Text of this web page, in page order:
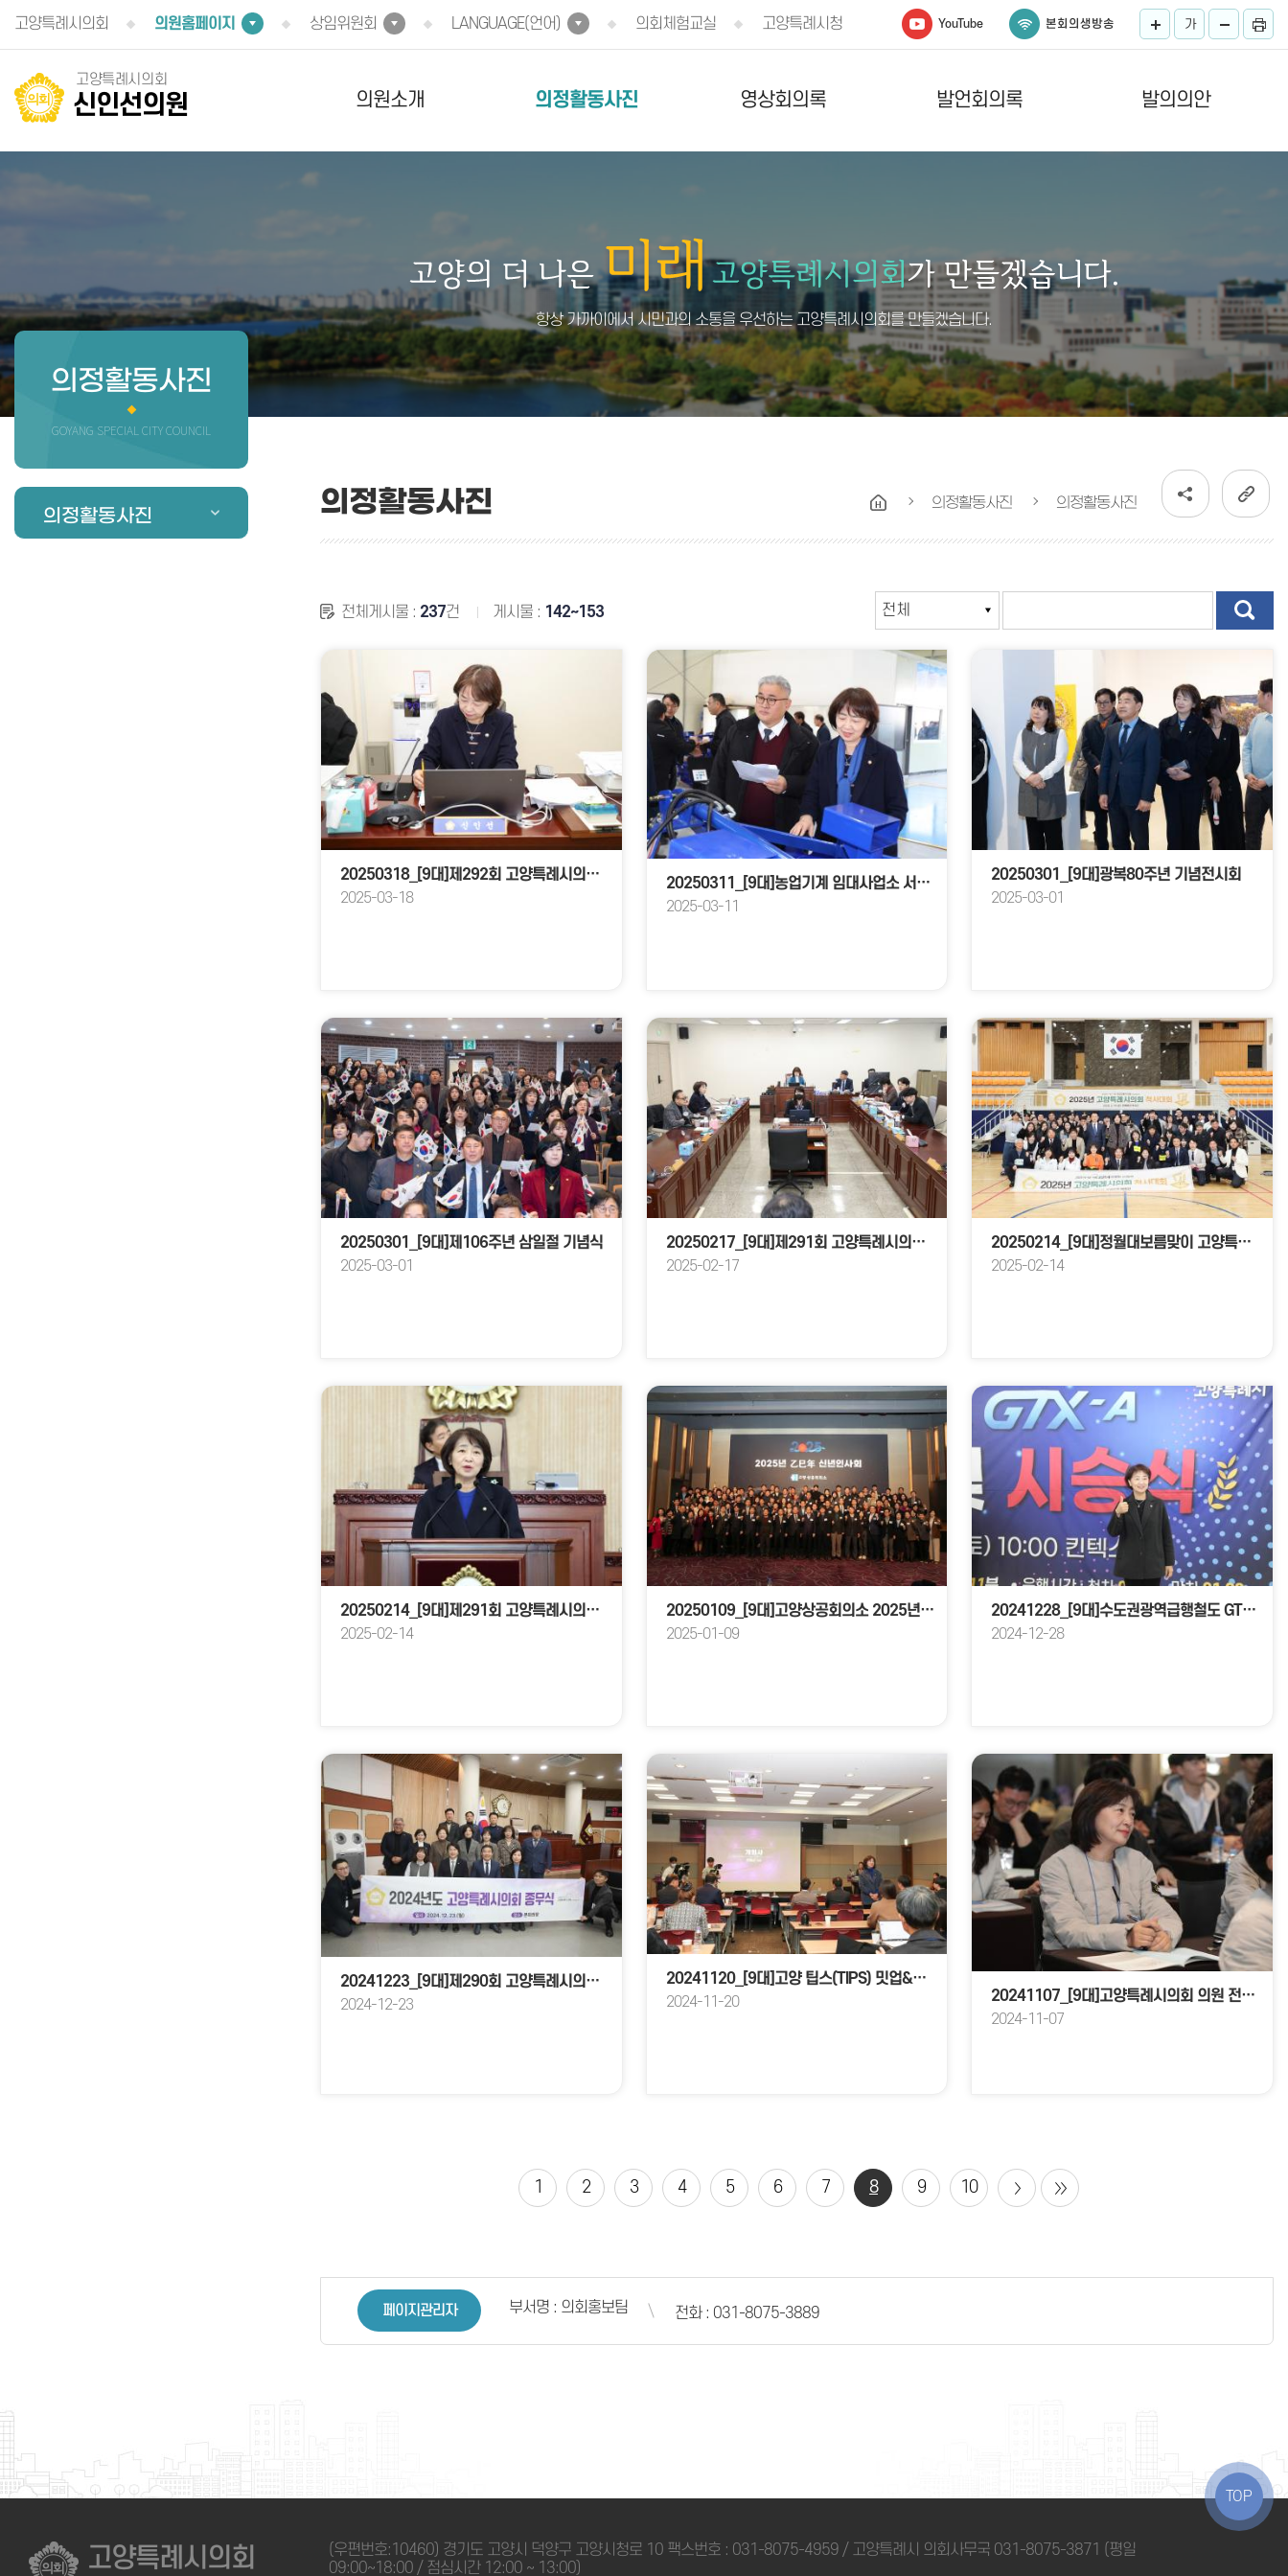
고양특례시의회
의원홈페이지 상임위원회 LANGUAGE(언어) 의회체험교실 고양특례시청 YouTube 본회의생방송 가
고양특례시의회
신인선의원 의원소개 의정활동사진 영상회의록 발언회의록 발의의안
항상 가까이에서 시민과의 소통을 우선하는 고양특례시의회를 만들겠습니다.
의정활동사진
GOYANG SPECIAL CITY COUNCIL
의정활동사진 의정활동사진 의정활동사진 의정활동사진
전체게시물 : 237건 게시물 : 142~153
20250318_[9대]제292회 고양특례시의회 임시회_환경경제위원회
2025-03-18
20250311_[9대]농업기계 임대사업소 서부분소 개소식
2025-03-11
20250301_[9대]광복80주년 기념전시회
2025-03-01
20250301_[9대]제106주년 삼일절 기념식
2025-03-01
20250217_[9대]제291회 고양특례시의회 임시회_환경경제위원회
2025-02-17
20250214_[9대]정월대보름맞이 고양특례시의회 척사대회
2025-02-14
20250214_[9대]제291회 고양특례시의회 임시회 제1차 본회의
2025-02-14
20250109_[9대]고양상공회의소 2025년 신년인사회
2025-01-09
20241228_[9대]수도권광역급행철도 GTX-A 개통식 및 시승식
2024-12-28
20241223_[9대]제290회 고양특례시의회 제2차 정례회_ 제5차 본회의
2024-12-23
20241120_[9대]고양 팁스(TIPS) 밋업&네트워킹 데이
2024-11-20
20241107_[9대]고양특례시의회 의원 전체연수
2024-11-07
1 2 3 4 5 6 7 8 9 10
페이지관리자 부서명 : 의회홍보팀 전화 : 031-8075-3889
TOP
고양특례시의회 (우편번호:10460) 경기도 고양시 덕양구 고양시청로 10 팩스번호 : 031-8075-4959 / 고양특례시 의회사무국 031-8075-3871 (평일
09:00~18:00 / 점심시간 12:00 ~ 13:00)